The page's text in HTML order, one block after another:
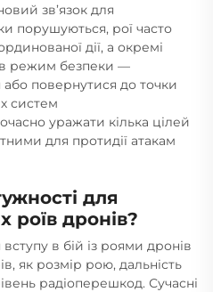
зв’язок для
порушуються, рої часто
дії, а окремі
режим безпеки —
повернутися до точки
систем
уражати кілька цілей
для протидії атакам
для
роїв дронів?
в бій із роями дронів
як розмір рою, дальність
радіоперешкод. Сучасні